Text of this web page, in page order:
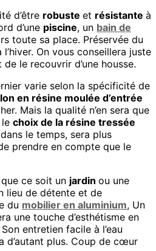
d’être robuste et résistante à
d’une piscine, un bain de
toute sa place. Préservée du
On vous conseillera juste
le recouvrir d’une housse.
varie selon la spécificité de
en résine moulée d’entrée
Mais la qualité n’en sera que
choix de la résine tressée
le temps, sera plus
prendre en compte que le
que ce soit un jardin ou une
lieu de détente et de
du mobilier en aluminium, Un
une touche d’esthétisme en
entretien facile à l’eau
d’autant plus. Coup de cœur